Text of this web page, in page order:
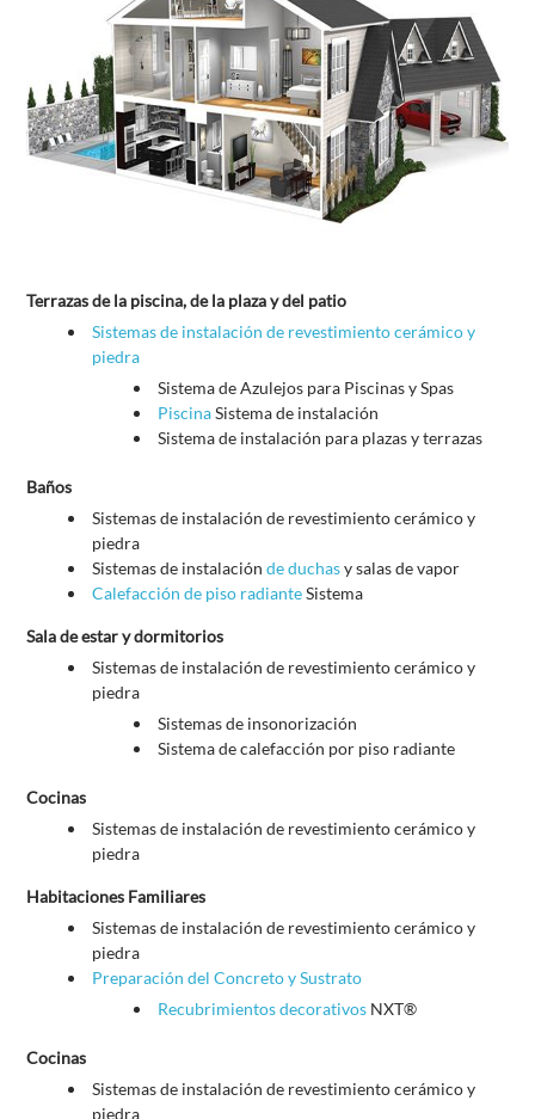
Terrazas de la piscina, de la plaza y del patio
Sistemas de instalación de revestimiento cerámico y
piedra
Sistema de Azulejos para Piscinas y Spas
PiscinaSistema de instalación
Sistema de instalación para plazas y terrazas
Baños
Sistemas de instalación de revestimiento cerámico y
piedra
Sistemas de instalaciónde duchasy salas de vapor
Calefacción de piso radianteSistema
Sala de estar y dormitorios
Sistemas de instalación de revestimiento cerámico y
piedra
Sistemas de insonorización
Sistema de calefacción por piso radiante
Cocinas
Sistemas de instalación de revestimiento cerámico y
piedra
Habitaciones Familiares
Sistemas de instalación de revestimiento cerámico y
piedra
Preparación del Concreto y Sustrato
Recubrimientos decorativos NXT®
Cocinas
Sistemas de instalación de revestimiento cerámico y
piedra